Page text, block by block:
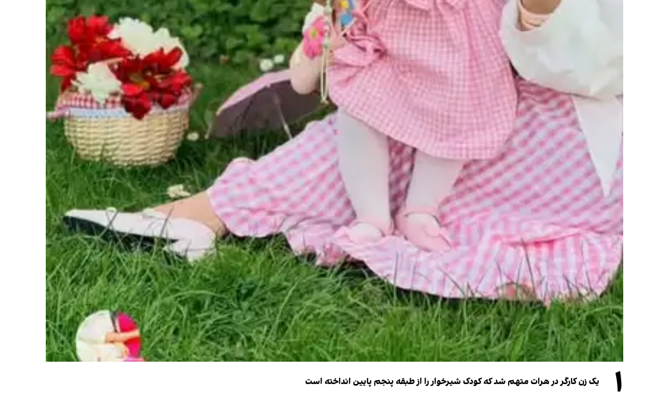
۱ یک زن کارگر در هرات متهم شد که کودک شیرخوار را از طبقه پنجم پایین انداخته است